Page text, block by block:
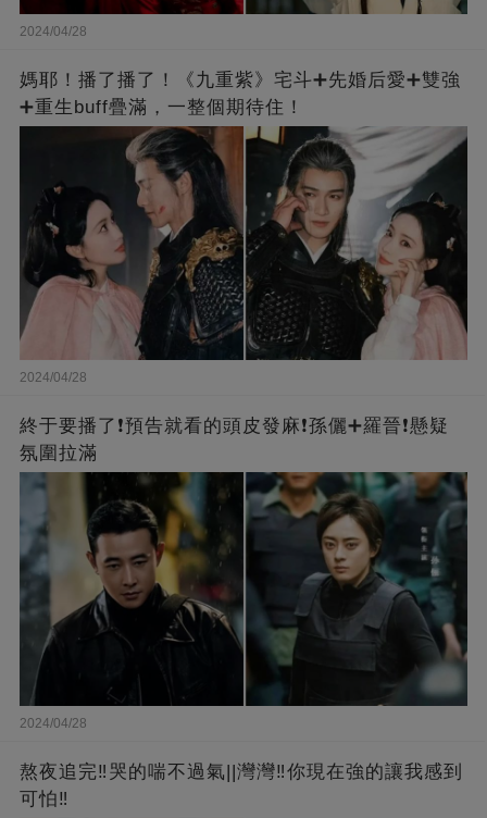
2024/04/28
媽耶！播了播了！《九重紫》宅斗➕先婚后愛➕雙強
➕重生buff疊滿，一整個期待住！
2024/04/28
終于要播了❗️預告就看的頭皮發麻❗️孫儷➕羅晉❗懸疑
氛圍拉滿
2024/04/28
熬夜追完‼️哭的喘不過氣||灣灣‼️你現在強的讓我感到
可怕‼️